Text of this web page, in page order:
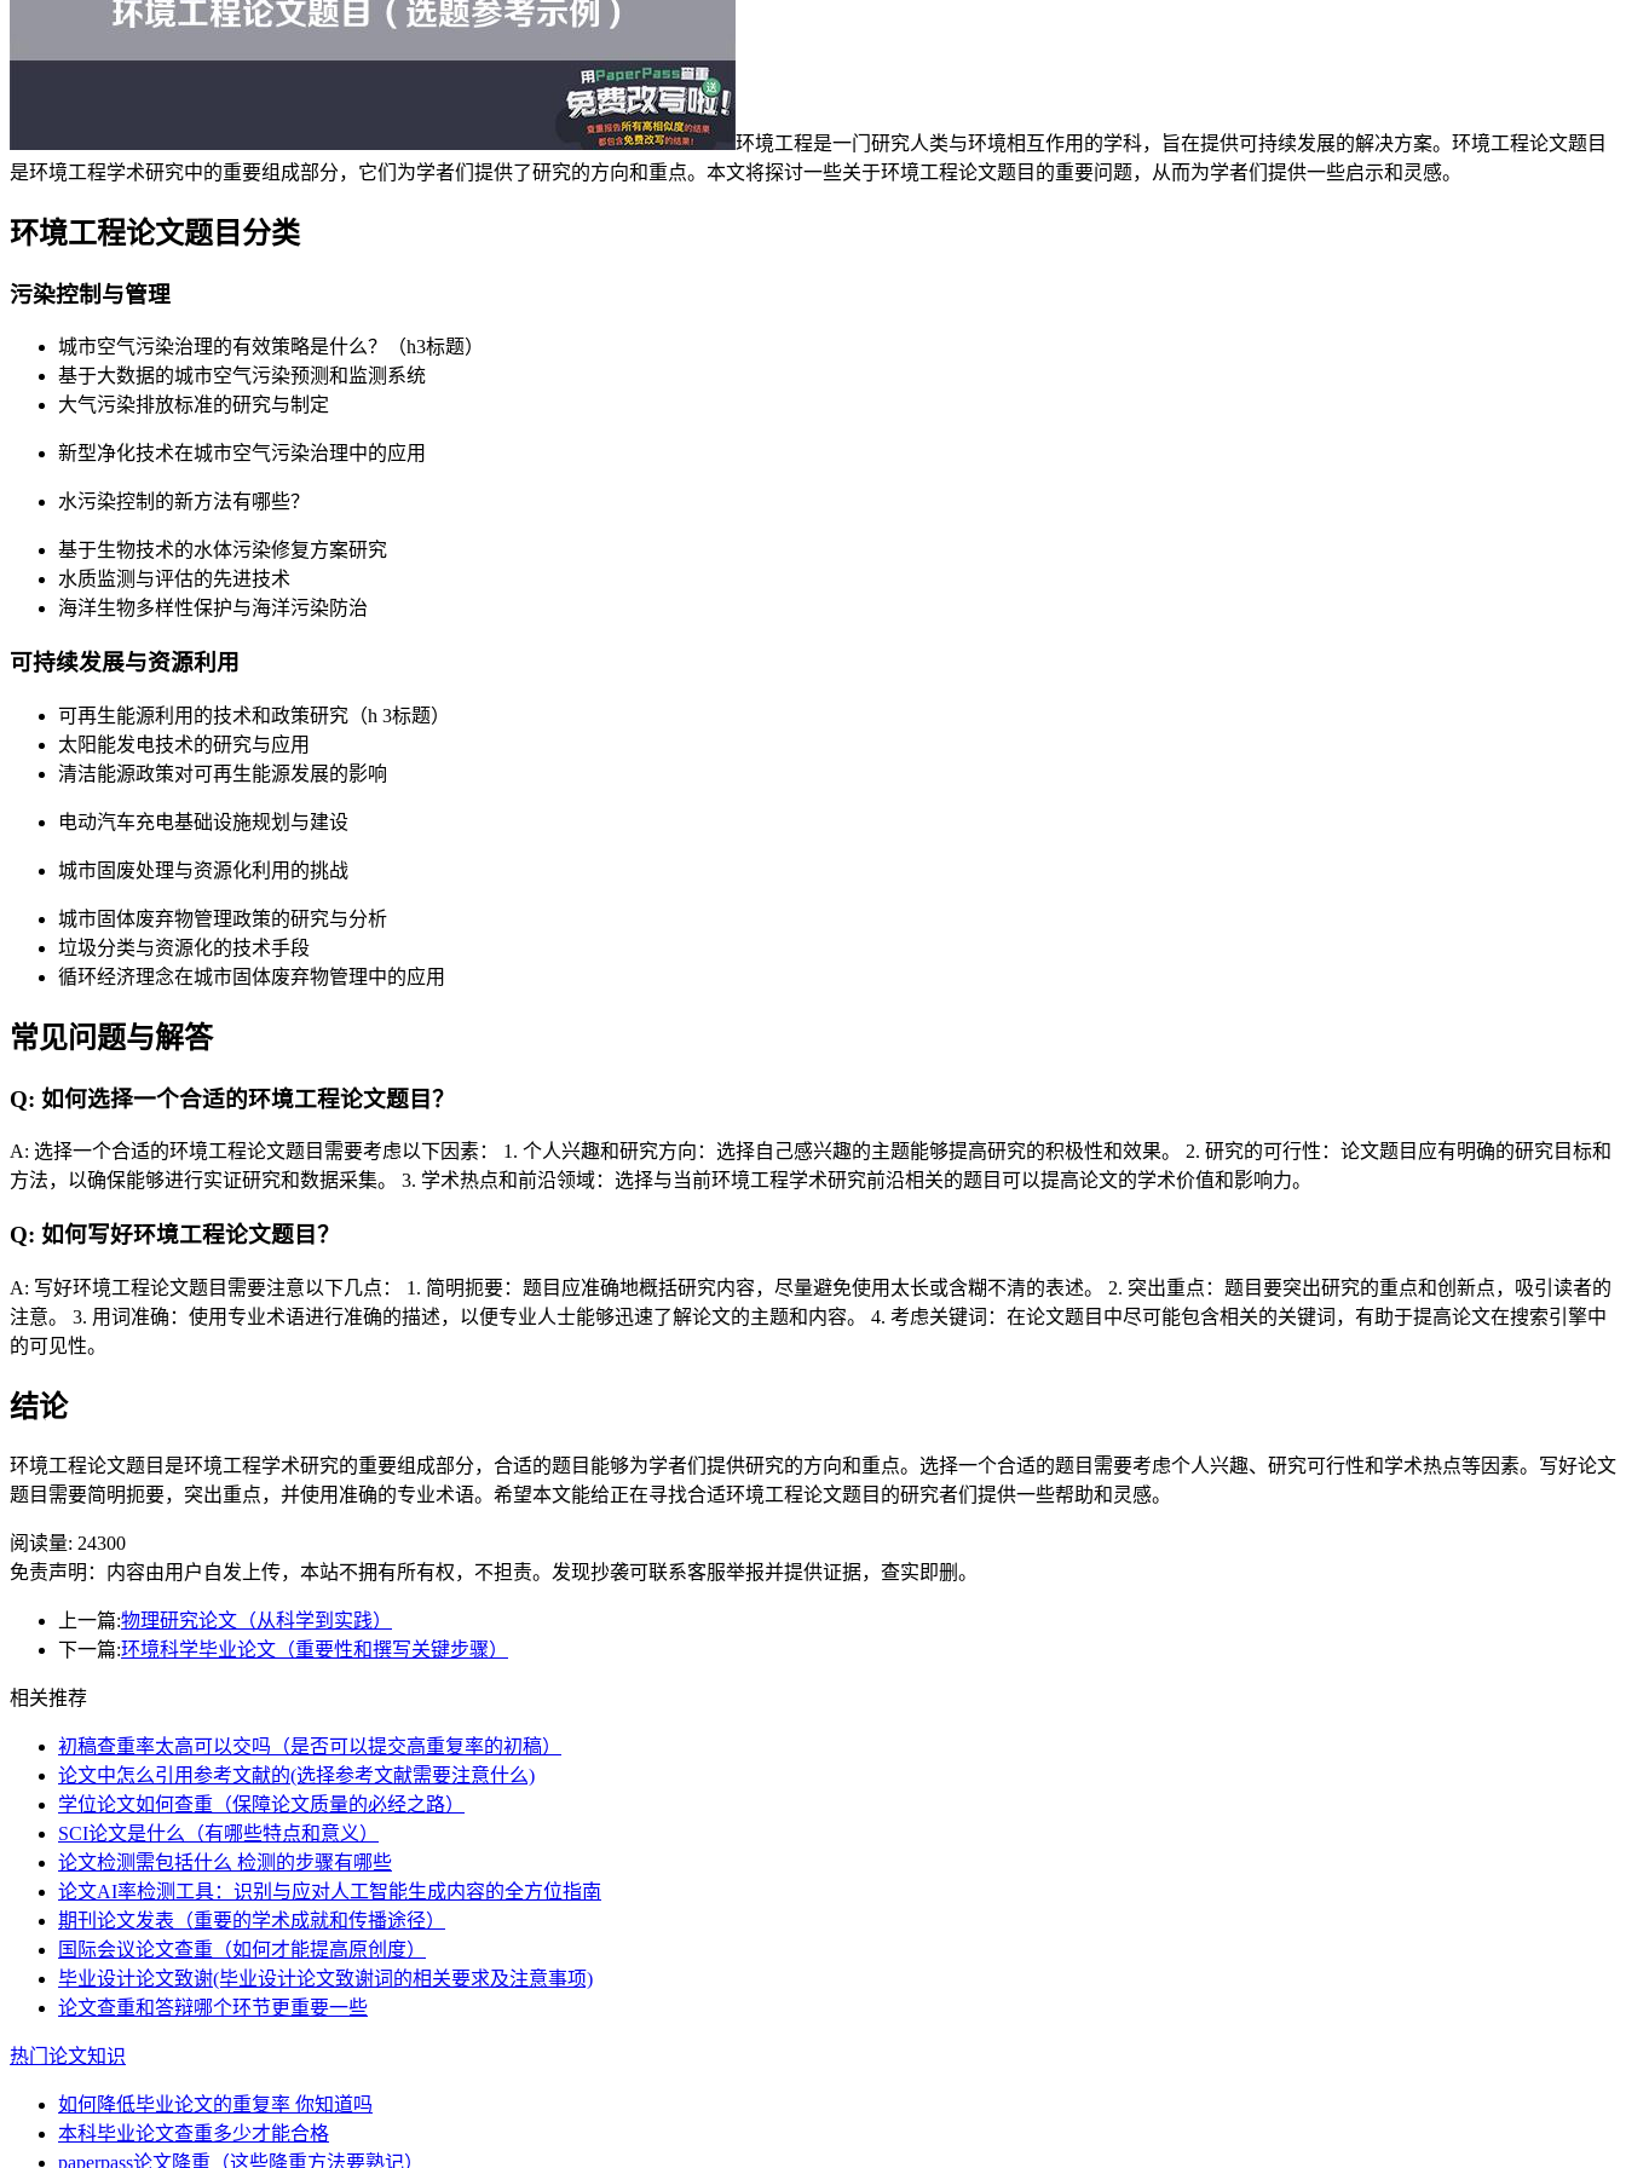
环境工程是一门研究人类与环境相互作用的学科，旨在提供可持续发展的解决方案。环境工程论文题目
是环境工程学术研究中的重要组成部分，它们为学者们提供了研究的方向和重点。本文将探讨一些关于环境工程论文题目的重要问题，从而为学者们提供一些启示和灵感。
环境工程论文题目分类
污染控制与管理
城市空气污染治理的有效策略是什么？（h3标题）
基于大数据的城市空气污染预测和监测系统
大气污染排放标准的研究与制定
新型净化技术在城市空气污染治理中的应用
水污染控制的新方法有哪些？
基于生物技术的水体污染修复方案研究
水质监测与评估的先进技术
海洋生物多样性保护与海洋污染防治
可持续发展与资源利用
可再生能源利用的技术和政策研究（h 3标题）
太阳能发电技术的研究与应用
清洁能源政策对可再生能源发展的影响
电动汽车充电基础设施规划与建设
城市固废处理与资源化利用的挑战
城市固体废弃物管理政策的研究与分析
垃圾分类与资源化的技术手段
循环经济理念在城市固体废弃物管理中的应用
常见问题与解答
Q: 如何选择一个合适的环境工程论文题目？
A: 选择一个合适的环境工程论文题目需要考虑以下因素： 1. 个人兴趣和研究方向：选择自己感兴趣的主题能够提高研究的积极性和效果。 2. 研究的可行性：论文题目应有明确的研究目标和
方法，以确保能够进行实证研究和数据采集。 3. 学术热点和前沿领域：选择与当前环境工程学术研究前沿相关的题目可以提高论文的学术价值和影响力。
Q: 如何写好环境工程论文题目？
A: 写好环境工程论文题目需要注意以下几点： 1. 简明扼要：题目应准确地概括研究内容，尽量避免使用太长或含糊不清的表述。 2. 突出重点：题目要突出研究的重点和创新点，吸引读者的
注意。 3. 用词准确：使用专业术语进行准确的描述，以便专业人士能够迅速了解论文的主题和内容。 4. 考虑关键词：在论文题目中尽可能包含相关的关键词，有助于提高论文在搜索引擎中
的可见性。
结论
环境工程论文题目是环境工程学术研究的重要组成部分，合适的题目能够为学者们提供研究的方向和重点。选择一个合适的题目需要考虑个人兴趣、研究可行性和学术热点等因素。写好论文
题目需要简明扼要，突出重点，并使用准确的专业术语。希望本文能给正在寻找合适环境工程论文题目的研究者们提供一些帮助和灵感。
阅读量: 24300
免责声明：内容由用户自发上传，本站不拥有所有权，不担责。发现抄袭可联系客服举报并提供证据，查实即删。
上一篇:物理研究论文（从科学到实践）
下一篇:环境科学毕业论文（重要性和撰写关键步骤）
相关推荐
初稿查重率太高可以交吗（是否可以提交高重复率的初稿）
论文中怎么引用参考文献的(选择参考文献需要注意什么)
学位论文如何查重（保障论文质量的必经之路）
SCI论文是什么（有哪些特点和意义）
论文检测需包括什么 检测的步骤有哪些
论文AI率检测工具：识别与应对人工智能生成内容的全方位指南
期刊论文发表（重要的学术成就和传播途径）
国际会议论文查重（如何才能提高原创度）
毕业设计论文致谢(毕业设计论文致谢词的相关要求及注意事项)
论文查重和答辩哪个环节更重要一些
热门论文知识
如何降低毕业论文的重复率 你知道吗
本科毕业论文查重多少才能合格
paperpass论文降重（这些降重方法要熟记）